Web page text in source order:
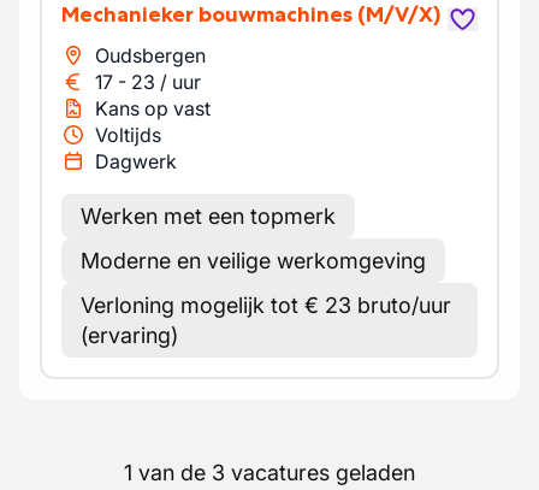
Mechanieker bouwmachines (M/V/X)
Oudsbergen
17 - 23 / uur
Kans op vast
Voltijds
Dagwerk
Werken met een topmerk
Moderne en veilige werkomgeving
Verloning mogelijk tot € 23 bruto/uur
(ervaring)
1 van de 3 vacatures geladen